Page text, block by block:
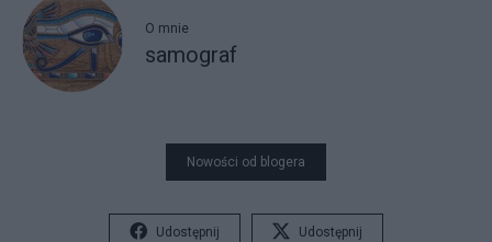
O mnie
samograf
Nowości od blogera
Udostępnij Udostępnij